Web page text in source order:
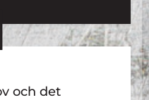
och det